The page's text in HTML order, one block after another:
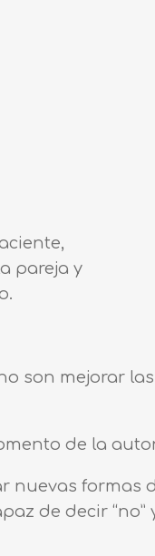
pareja y
son mejorar
de la
formas
de decir